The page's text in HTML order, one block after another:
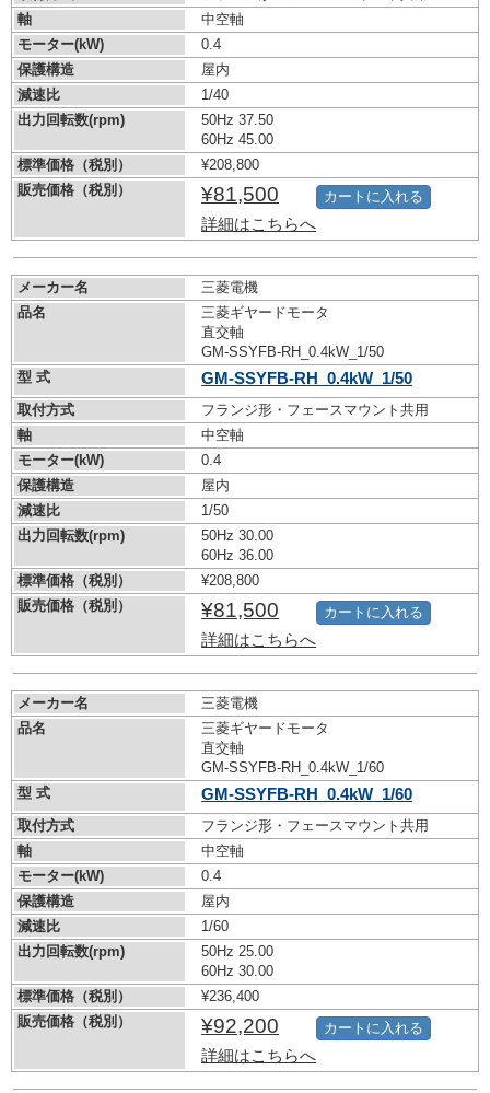
軸
中空軸
モーター(kW)
0.4
保護構造
屋内
減速比
1/40
出力回転数(rpm)
50Hz 37.50
60Hz 45.00
標準価格（税別）
¥208,800
販売価格（税別）
¥81,500
詳細はこちらへ
カートに入れる
メーカー名
三菱電機
品名
三菱ギヤードモータ
直交軸
GM-SSYFB-RH_0.4kW_1/50
型 式
GM-SSYFB-RH_0.4kW_1/50
取付方式
フランジ形・フェースマウント共用
軸
中空軸
モーター(kW)
0.4
保護構造
屋内
減速比
1/50
出力回転数(rpm)
50Hz 30.00
60Hz 36.00
標準価格（税別）
¥208,800
販売価格（税別）
¥81,500
詳細はこちらへ
カートに入れる
メーカー名
三菱電機
品名
三菱ギヤードモータ
直交軸
GM-SSYFB-RH_0.4kW_1/60
型 式
GM-SSYFB-RH_0.4kW_1/60
取付方式
フランジ形・フェースマウント共用
軸
中空軸
モーター(kW)
0.4
保護構造
屋内
減速比
1/60
出力回転数(rpm)
50Hz 25.00
60Hz 30.00
標準価格（税別）
¥236,400
販売価格（税別）
¥92,200
詳細はこちらへ
カートに入れる